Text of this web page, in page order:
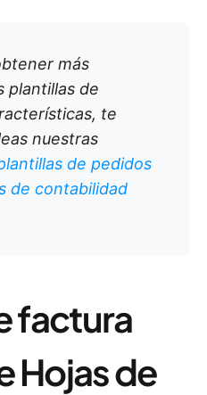
más
plantillas de
te
nuestras
de pedidos
de contabilidad
factura
Hojas de